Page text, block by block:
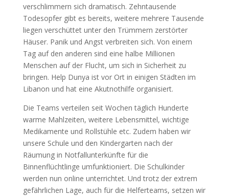
verschlimmern sich dramatisch. Zehntausende
Todesopfer gibt es bereits, weitere mehrere Tausende
liegen verschüttet unter den Trümmern zerstörter
Häuser. Panik und Angst verbreiten sich. Von einem
Tag auf den anderen sind eine halbe Millionen
Menschen auf der Flucht, um sich in Sicherheit zu
bringen. Help Dunya ist vor Ort in einigen Städten im
Libanon und hat eine Akutnothilfe organisiert.
Die Teams verteilen seit Wochen täglich Hunderte
warme Mahlzeiten, weitere Lebensmittel, wichtige
Medikamente und Rollstühle etc. Zudem haben wir
unsere Schule und den Kindergarten nach der
Räumung in Notfallunterkünfte für die
Binnenflüchtlinge umfunktioniert. Die Schulkinder
werden nun online unterrichtet. Und trotz der extrem
gefährlichen Lage, auch für die Helferteams, setzen wir